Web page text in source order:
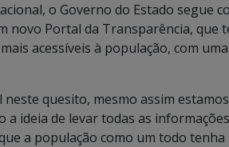
o Governo do Estado segue
novo Portal da Transparência,
acessíveis à população, com
neste quesito, mesmo assim
ideia de levar todas as
a população como um todo